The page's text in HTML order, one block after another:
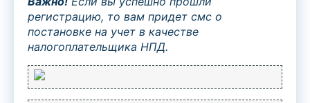
регистрацию, то вам придет смс о
постановке на учет в качестве
налогоплательщика НПД.